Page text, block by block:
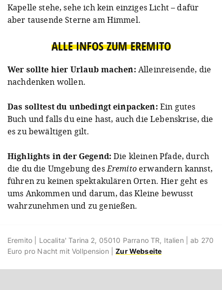
Kapelle stehe, sehe ich kein einziges Licht – dafür
aber tausende Sterne am Himmel.
ALLE INFOS ZUM EREMITO
Wer sollte hier Urlaub machen: Alleinreisende, die
nachdenken wollen.
Das solltest du unbedingt einpacken: Ein gutes
Buch und falls du eine hast, auch die Lebenskrise, die
es zu bewältigen gilt.
Highlights in der Gegend: Die kleinen Pfade, durch
die du die Umgebung desEremitoerwandern kannst,
führen zu keinen spektakulären Orten. Hier geht es
ums Ankommen und darum, das Kleine bewusst
wahrzunehmen und zu genießen.
Eremito | Localita' Tarina 2, 05010 Parrano TR, Italien | ab 270
Euro pro Nacht mit Vollpension |Zur Webseite